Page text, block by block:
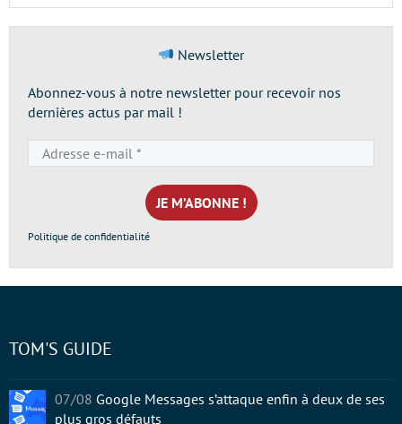
Newsletter
Abonnez-vous à notre newsletter pour recevoir nos
dernières actus par mail !
e-
mail
*
Politique de confidentialité
TOM'S GUIDE
07/08 Google Messages s’attaque enfin à deux de ses
plus gros défauts